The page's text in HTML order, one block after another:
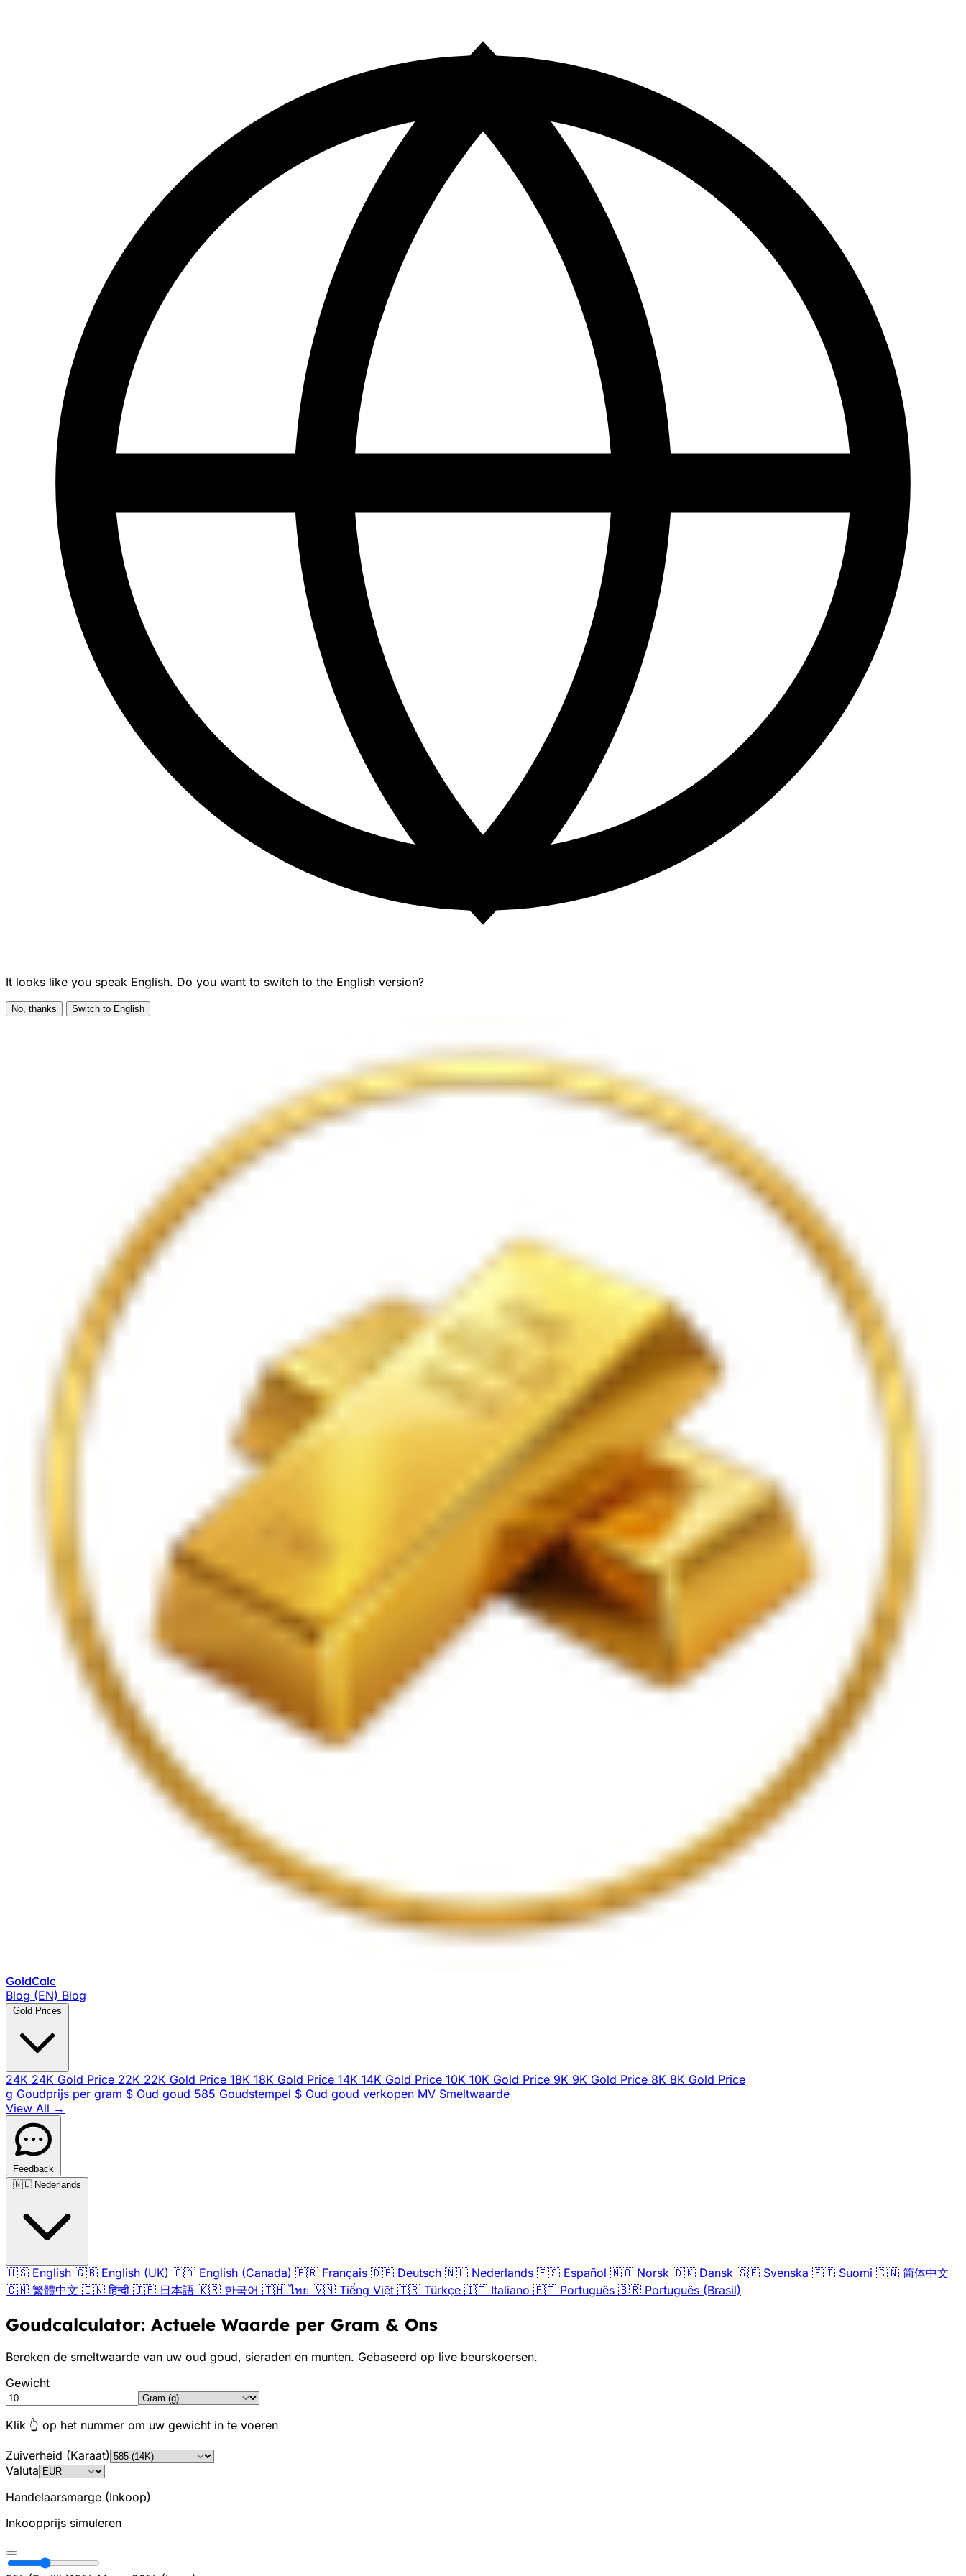
It looks like you speak English. Do you want to switch to the English version?
No, thanks Switch to English
GoldCalc
Blog (EN) Blog
Gold Prices
24K 24K Gold Price 22K 22K Gold Price 18K 18K Gold Price 14K 14K Gold Price 10K 10K Gold Price 9K 9K Gold Price 8K 8K Gold Price
g Goudprijs per gram $ Oud goud 585 Goudstempel $ Oud goud verkopen MV Smeltwaarde
View All →
Feedback
🇳🇱 Nederlands
🇺🇸 English 🇬🇧 English (UK) 🇨🇦 English (Canada) 🇫🇷 Français 🇩🇪 Deutsch 🇳🇱 Nederlands 🇪🇸 Español 🇳🇴 Norsk 🇩🇰 Dansk 🇸🇪 Svenska 🇫🇮 Suomi 🇨🇳 简体中文
🇨🇳 繁體中文 🇮🇳 हिन्दी 🇯🇵 日本語 🇰🇷 한국어 🇹🇭 ไทย 🇻🇳 Tiếng Việt 🇹🇷 Türkçe 🇮🇹 Italiano 🇵🇹 Português 🇧🇷 Português (Brasil)
Goudcalculator: Actuele Waarde per Gram & Ons
Bereken de smeltwaarde van uw oud goud, sieraden en munten. Gebaseerd op live beurskoersen.
Gewicht
Klik 👆 op het nummer om uw gewicht in te voeren
Zuiverheid (Karaat)
Valuta
Handelaarsmarge (Inkoop)
Inkoopprijs simuleren